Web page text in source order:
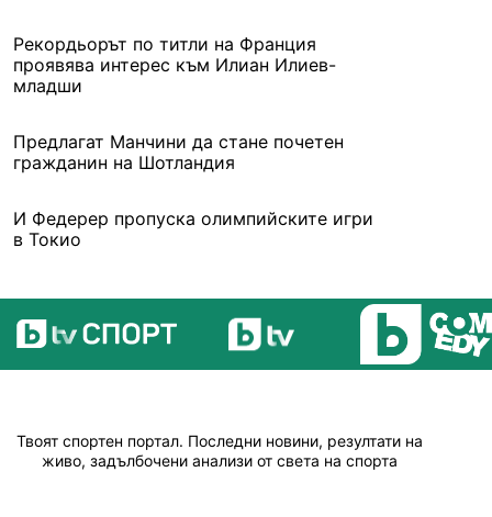
Рекордьорът по титли на Франция
проявява интерес към Илиан Илиев-
младши
Предлагат Манчини да стане почетен
гражданин на Шотландия
И Федерер пропуска олимпийските игри
в Токио
Твоят спортен портал. Последни новини, резултати на
живо, задълбочени анализи от света на спорта